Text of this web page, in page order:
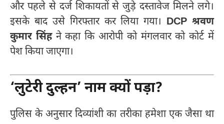
और पहले से दर्ज शिकायतों से जुड़े दस्तावेज मिलने लगे।
इसके बाद उसे गिरफ्तार कर लिया गया। DCP श्रवण
कुमार सिंहने कहा कि आरोपी को मंगलवार को कोर्ट में
पेश किया जाएगा।
‘लुटेरी दुल्हन’ नाम क्यों पड़ा?
पुलिस के अनुसार दिव्यांशी का तरीका हमेशा एक जैसा था